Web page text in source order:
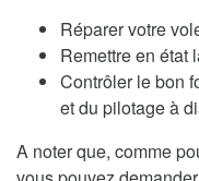
Réparer votre
Remettre en état
Contrôler le bon
et du pilotage à
A noter que, comme